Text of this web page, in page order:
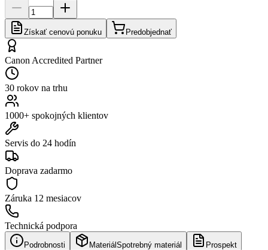
Získať cenovú ponuku Predobjednať
Canon Accredited Partner
30 rokov na trhu
1000+ spokojných klientov
Servis do 24 hodín
Doprava zadarmo
Záruka 12 mesiacov
Technická podpora
Podrobnosti Materiál Spotrebný materiál Prospekt